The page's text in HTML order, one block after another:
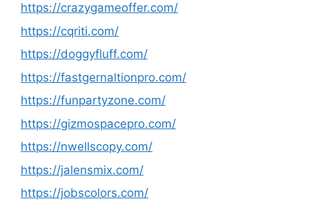
https://crazygameoffer.com/
https://cqriti.com/
https://doggyfluff.com/
https://fastgernaltionpro.com/
https://funpartyzone.com/
https://gizmospacepro.com/
https://nwellscopy.com/
https://jalensmix.com/
https://jobscolors.com/